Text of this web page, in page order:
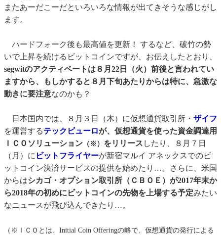
またあーだこーだといろいろな情報が出てきそうな感じがし
ます。
ハードフォーク後も最高値を更新！ するなど、破竹の勢
いで上昇を続けるビットコインですが、お伝えしたとおり、
segwitのアクティベートは８月22日（火）前後と言われてい
ますから、もしかすると８月下旬あたりからは特に、急激な
動きに要注意なのかも？
日本国内では、８月３日（木）に仮想通貨取引所・ ザイフ
を運営するテックビューロが、仮想通貨を使った資金調達用
ＩＣＯソリューション （※） をリリース したり、８月７日
（月）に ビットフライヤーが新宿マルイ アネックスでのビ
ットコイン決済サービスの提供を始めたり…。さらに、米国
からはシカゴ・オプション取引所（ＣＢＯＥ）が2017年末か
ら2018年の初めにビットコインの先物を上場する予定みたい
なニュースが飛び込んできたり…。
（※ＩＣＯとは、Initial Coin Offeringの略で、仮想通貨の発行による